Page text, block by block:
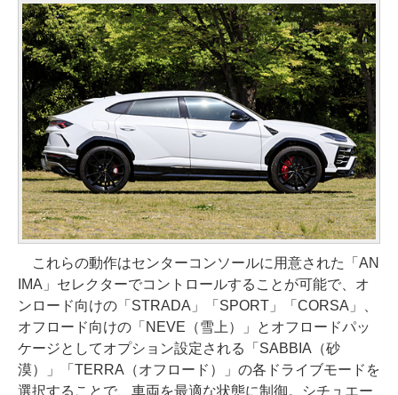
これらの動作はセンターコンソールに用意された「AN
IMA」セレクターでコントロールすることが可能で、オ
ンロード向けの「STRADA」「SPORT」「CORSA」、
オフロード向けの「NEVE（雪上）」とオフロードパッ
ケージとしてオプション設定される「SABBIA（砂
漠）」「TERRA（オフロード）」の各ドライブモードを
選択することで、車両を最適な状態に制御。シチュエー